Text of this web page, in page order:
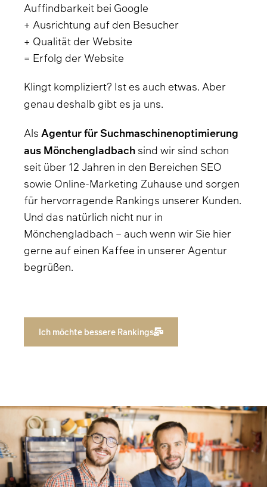
Auffindbarkeit bei Google
+ Ausrichtung auf den Besucher
+ Qualität der Website
= Erfolg der Website
Klingt kompliziert? Ist es auch etwas. Aber
genau deshalb gibt es ja uns.
Als Agentur für Suchmaschinenoptimierung
aus Mönchengladbach sind wir sind schon
seit über 12 Jahren in den Bereichen SEO
sowie Online-Marketing Zuhause und sorgen
für hervorragende Rankings unserer Kunden.
Und das natürlich nicht nur in
Mönchengladbach – auch wenn wir Sie hier
gerne auf einen Kaffee in unserer Agentur
begrüßen.
Ich möchte bessere Rankings